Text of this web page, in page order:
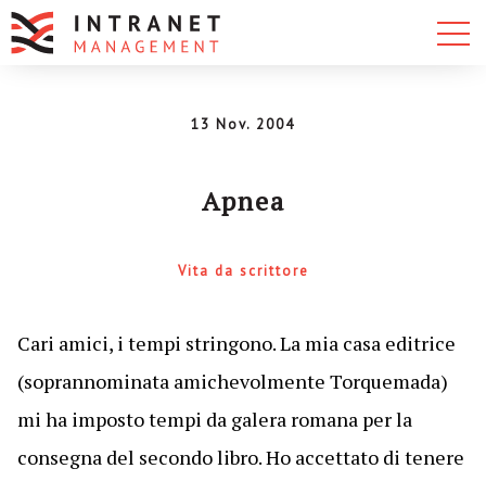
13 Nov. 2004
Apnea
Vita da scrittore
Cari amici, i tempi stringono. La mia casa editrice
(soprannominata amichevolmente Torquemada)
mi ha imposto tempi da galera romana per la
consegna del secondo libro. Ho accettato di tenere